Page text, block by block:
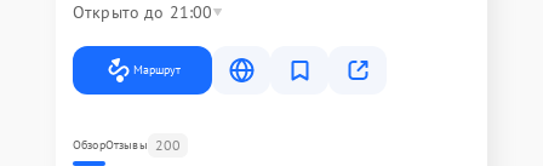
Открыто до 21:00
Маршрут
ОбзорОтзывы 200